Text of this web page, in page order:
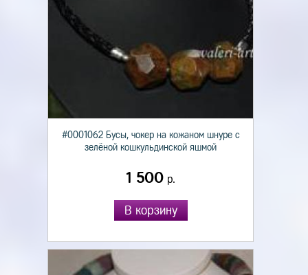
#0001062 Бусы, чокер на кожаном шнуре с
зелёной кошкульдинской яшмой
1 500 р.
В корзину